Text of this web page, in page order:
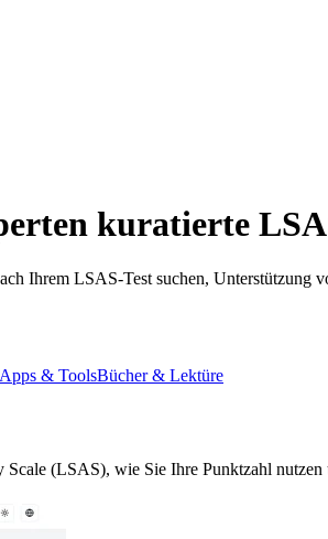
kuratierte
Ihrem LSAS-Test suchen, Unterstützung
Apps & ToolsBücher & Lektüre
(LSAS), wie Sie Ihre Punktzahl